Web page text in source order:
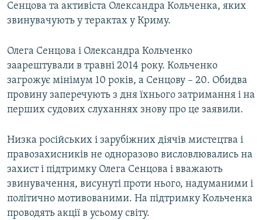
Сенцова та активіста Олександра Кольченка, яких
звинувачують у терактах у Криму.
Олега Сенцова і Олександра Кольченко
заарештували в травні 2014 року. Кольченко
загрожує мінімум 10 років, а Сенцову – 20. Обидва
провину заперечують з дня їхнього затримання і на
перших судових слуханнях знову про це заявили.
Низка російських і зарубіжних діячів мистецтва і
правозахисників не одноразово висловлювались на
захист і підтримку Олега Сенцова і вважають
звинувачення, висунуті проти нього, надуманими і
політично мотивованими. На підтримку Кольченка
проводять акції в усьому світу.